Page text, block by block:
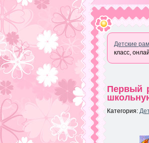
Детские
класс,
Первый
Категория: